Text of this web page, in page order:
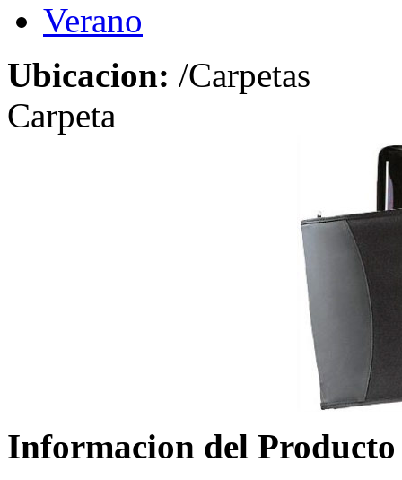
Verano
Ubicacion: /Carpetas
Carpeta
Informacion del Producto